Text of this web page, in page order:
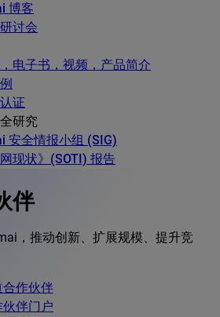
博客
讨会
电子书，视频，产品简介
证
研究
安全情报小组 (SIG)
网现状》(SOTI) 报告
伴
，推动创新、扩展规模、提升竞
合作伙伴
伙伴门户